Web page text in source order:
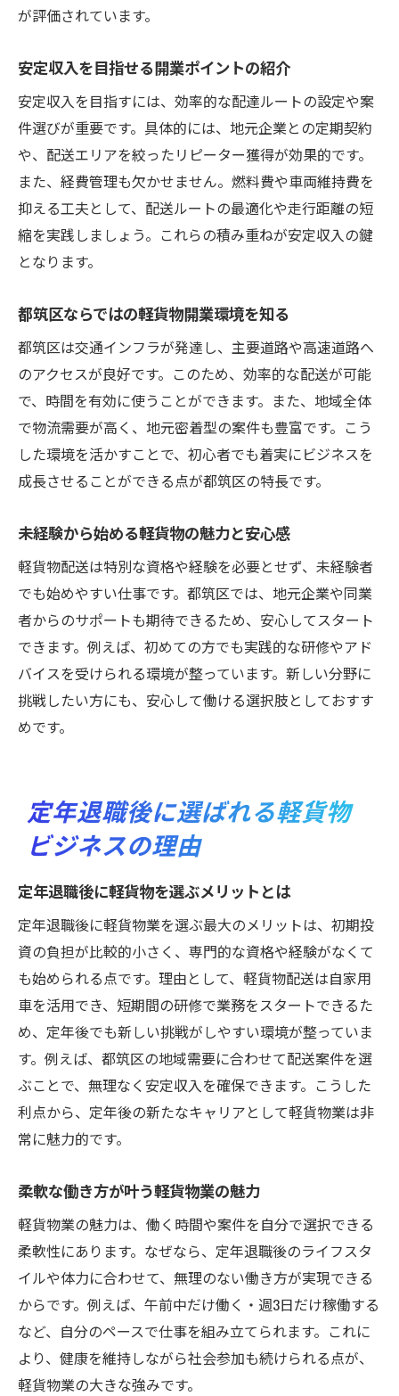
ルート設計で差がつく収入アップ術
都筑区のエリア特性を活かす配達方法
配達件数増加につながる時間管理術
経験者が実践する効率配達の具体策
案件獲得と配達件数増加のポイントを解説
軽貨物・定年退職後の案件獲得テクニック
案件選びと信頼構築で配達件数を伸ばす方
法
配達件数増加に必要な日々の工夫とは
未経験でも活かせる案件獲得のコツ
実績を積み案件拡大する働き方の工夫
未経験からの軽貨物開業で失敗しない方法
未経験でも安心の軽貨物開業ステップ
定年退職後に軽貨物で成功するための準備
必要経費とリスク回避ポイントの解説
都筑区ならではのサポート活用術
初心者が陥りやすい失敗とその対策
経験ゼロからでも着実に稼ぐ方法
都筑区で軽貨物を始める方へ実践的アドバイス
地元密着型で信頼を築く営業方法とは
軽貨物・定年退職後の働き方の選び方
収入を安定させるための継続的学びの重要
将来を見据えた軽貨物ビジネスの工夫
が評価されています。
安定収入を目指せる開業ポイントの紹介
安定収入を目指すには、効率的な配達ルートの設定や案
件選びが重要です。具体的には、地元企業との定期契約
や、配送エリアを絞ったリピーター獲得が効果的です。
また、経費管理も欠かせません。燃料費や車両維持費を
抑える工夫として、配送ルートの最適化や走行距離の短
縮を実践しましょう。これらの積み重ねが安定収入の鍵
となります。
都筑区ならではの軽貨物開業環境を知る
都筑区は交通インフラが発達し、主要道路や高速道路へ
のアクセスが良好です。このため、効率的な配送が可能
で、時間を有効に使うことができます。また、地域全体
で物流需要が高く、地元密着型の案件も豊富です。こう
した環境を活かすことで、初心者でも着実にビジネスを
成長させることができる点が都筑区の特長です。
未経験から始める軽貨物の魅力と安心感
軽貨物配送は特別な資格や経験を必要とせず、未経験者
でも始めやすい仕事です。都筑区では、地元企業や同業
者からのサポートも期待できるため、安心してスタート
できます。例えば、初めての方でも実践的な研修やアド
バイスを受けられる環境が整っています。新しい分野に
挑戦したい方にも、安心して働ける選択肢としておすす
めです。
定年退職後に選ばれる軽貨物
ビジネスの理由
定年退職後に軽貨物を選ぶメリットとは
定年退職後に軽貨物業を選ぶ最大のメリットは、初期投
資の負担が比較的小さく、専門的な資格や経験がなくて
も始められる点です。理由として、軽貨物配送は自家用
車を活用でき、短期間の研修で業務をスタートできるた
め、定年後でも新しい挑戦がしやすい環境が整っていま
す。例えば、都筑区の地域需要に合わせて配送案件を選
ぶことで、無理なく安定収入を確保できます。こうした
利点から、定年後の新たなキャリアとして軽貨物業は非
常に魅力的です。
柔軟な働き方が叶う軽貨物業の魅力
軽貨物業の魅力は、働く時間や案件を自分で選択できる
柔軟性にあります。なぜなら、定年退職後のライフスタ
イルや体力に合わせて、無理のない働き方が実現できる
からです。例えば、午前中だけ働く・週3日だけ稼働する
など、自分のペースで仕事を組み立てられます。これに
より、健康を維持しながら社会参加も続けられる点が、
軽貨物業の大きな強みです。